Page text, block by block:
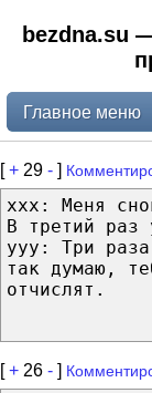
bezdna.su
Главное меню
[+ 29 - ]
xxx: Меня
В третий раз
yyy: Три
так думаю,
отчислят.
[+ 26 - ]